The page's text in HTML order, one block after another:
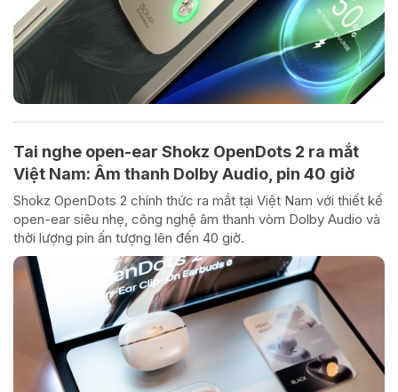
Tai nghe open-ear Shokz OpenDots 2 ra mắt
Việt Nam: Âm thanh Dolby Audio, pin 40 giờ
Shokz OpenDots 2 chính thức ra mắt tại Việt Nam với thiết kế
open-ear siêu nhẹ, công nghệ âm thanh vòm Dolby Audio và
thời lượng pin ấn tượng lên đến 40 giờ.